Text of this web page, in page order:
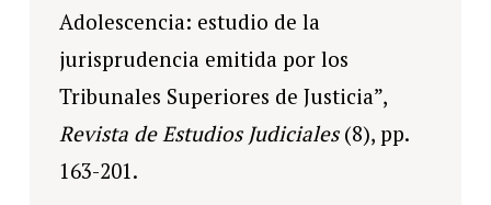
Adolescencia: estudio de la
jurisprudencia emitida por los
Tribunales Superiores de Justicia”,
Revista de Estudios Judiciales(8), pp.
163-201.